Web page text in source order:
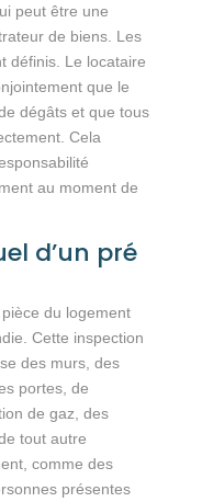
peut être une
de biens. Les
définis. Le locataire
que le
dégâts et que tous
Cela
au moment de
d’un pré
du logement
Cette inspection
des murs, des
portes, de
de gaz, des
tout autre
comme des
présentes